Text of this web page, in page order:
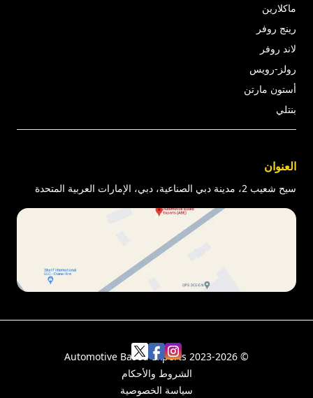
ماكلارين
رينج روفر
لاند روفر
رولز-رويس
أستون مارتن
بنتلي
العنوان
سيح شعيب 2، مدينة دبي الصناعية، دبي، الإمارات العربية المتحدة
©
2023-2026
Automotive Based Experts
الشروط والأحكام
سياسة الخصوصية
Instagram
Facebook
X